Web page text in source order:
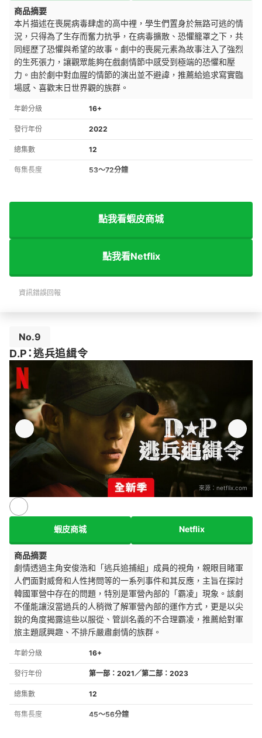
商品摘要
本片描述在喪屍病毒肆虐的高中裡，學生們置身於無路可逃的情
況，只得為了生存而奮力抗爭，在病毒擴散、恐懼籠罩之下，共
同經歷了恐懼與希望的故事。劇中的喪屍元素為故事注入了強烈
的生死張力，讓觀眾能夠在戲劇情節中感受到極端的恐懼和壓
力。由於劇中對血腥的情節的演出並不避諱，推薦給追求寫實臨
場感、喜歡末日世界觀的族群。
年齡分級 16+
發行年份 2022
總集數 12
每集長度 53～72分鐘
點我看蝦皮商城
點我看Netflix
資訊錯誤回報
No.9
D.P：逃兵追緝令
來源： netflix.com
蝦皮商城 Netflix
商品摘要
劇情透過主角安俊浩和「逃兵追捕組」成員的視角，親眼目睹軍
人們面對威脅和人性拷問等的一系列事件和其反應，主旨在探討
韓國軍營中存在的問題，特別是軍營內部的「霸凌」現象。 該劇
不僅能讓沒當過兵的人稍微了解軍營內部的運作方式，更是以尖
銳的角度揭露這些以服從、管訓名義的不合理霸凌，推薦給對軍
旅主題感興趣、不排斥嚴肅劇情的族群。
年齡分級 16+
發行年份 第一部：2021／第二部：2023
總集數 12
每集長度 45～56分鐘